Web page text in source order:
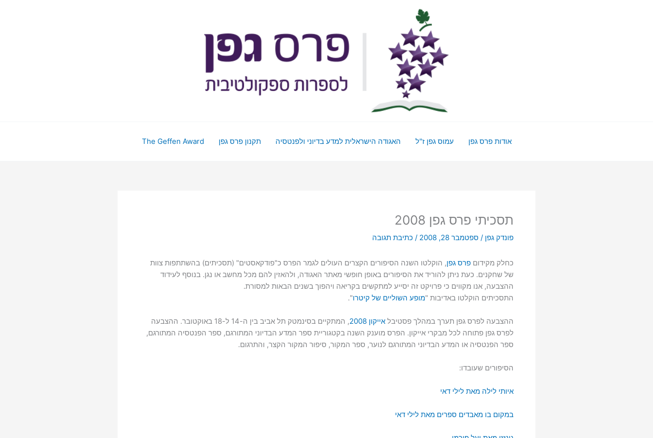
אודות פרס גפן עמוס גפן ז"ל האגודה הישראלית למדע בדיוני ולפנטסיה תקנון פרס גפן The Geffen Award
תסכיתי פרס גפן 2008
פונדק גפן / ספטמבר 28, 2008 / כתיבת תגובה
כחלק מקידום פרס גפן, הוקלטו השנה הסיפורים הקצרים העולים לגמר הפרס כ"פודקאסטים" (תסכיתים) בהשתתפות צוות
של שחקנים. כעת ניתן להוריד את הסיפורים באופן חופשי מאתר האגודה, ולהאזין להם מכל מחשב או נגן. בנוסף לעידוד
ההצבעה, אנו מקווים כי פרויקט זה יסייע למתקשים בקריאה ויהפוך בשנים הבאות למסורת.
התסכיתים הוקלטו באדיבות "מופע השוליים של קיטרו".
ההצבעה לפרס גפן תערך במהלך פסטיבל אייקון 2008
, המתקיים בסינמטק תל אביב בין ה-‏14 ל-‏18 באוקטובר. ההצבעה
לפרס גפן פתוחה לכל מבקרי אייקון. הפרס מוענק השנה בקטגוריית ספר המדע הבדיוני המתורגם, ספר הפנטסיה המתורגם,
ספר הפנטסיה או המדע הבדיוני המתורגם לנוער, ספר המקור, סיפור המקור הקצר, והתרגום.
הסיפורים שעובדו:
איותי לילה מאת לילי דאי
במקום בו מאבדים ספרים מאת לילי דאי